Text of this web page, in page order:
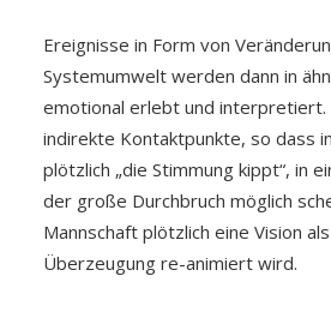
Ereignisse in Form von
Systemumwelt werden dann in
emotional erlebt und interpretiert.
indirekte Kontaktpunkte, so dass
plötzlich „die Stimmung kippt“, in
der große Durchbruch möglich
Mannschaft plötzlich eine Vision
Überzeugung re-animiert wird.